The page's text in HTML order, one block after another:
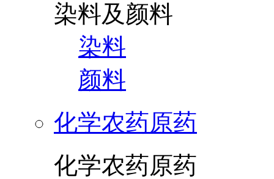
染料及颜料
染料
颜料
化学农药原药
化学农药原药